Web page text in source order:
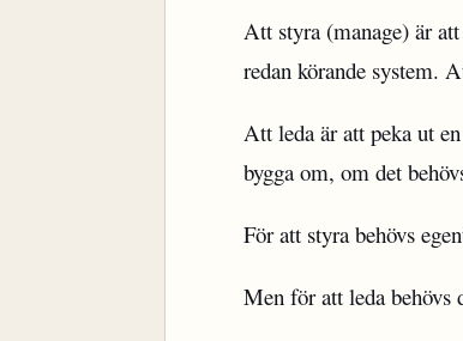
Att styra (manage) är
redan körande system.
Att leda är att peka ut
bygga om, om det
För att styra behövs
Men för att leda